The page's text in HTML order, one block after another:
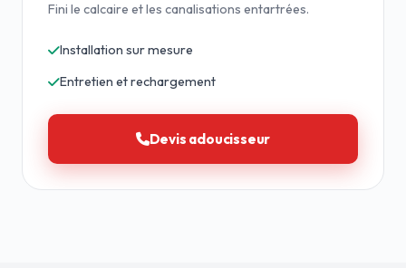
Fini le calcaire et les canalisations entartrées.
Installation sur mesure
Entretien et rechargement
Devis adoucisseur